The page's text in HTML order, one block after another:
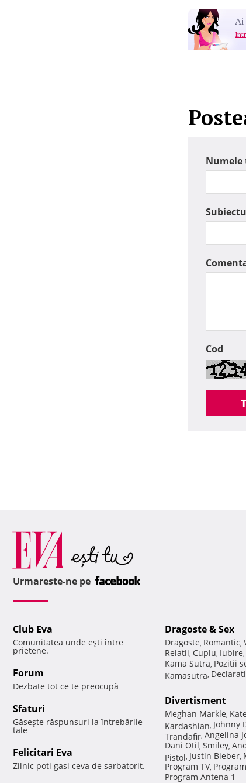
Ai
Numele
Cod
Urmareste-ne pe
Club Eva
Comunitatea unde eşti între
prietene.
Forum
Dezbate tot ce te preocupă
Sfaturi
Găseşte răspunsuri la întrebările
tale
Felicitari Eva
Zilnic poti gasi ceva de sarbatorit.
Dragoste & Sex
Dragoste, Romantic,
Relatii, Cuplu, Iubire,
Kama Sutra, Pozitii
Kamasutra,
Divertisment
Meghan Markle,
Kardashian, Johnny
Trandafir, Angelina
Dani Otil, Smiley,
Pistol, Justin Bieber,
Program TV,
Program Antena 1